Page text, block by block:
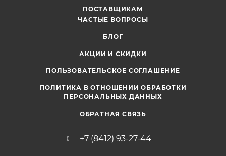
ПОСТАВЩИКАМ
ЧАСТЫЕ ВОПРОСЫ
БЛОГ
АКЦИИ И СКИДКИ
ПОЛЬЗОВАТЕЛЬСКОЕ СОГЛАШЕНИЕ
ПОЛИТИКА В ОТНОШЕНИИ ОБРАБОТКИ
ПЕРСОНАЛЬНЫХ ДАННЫХ
ОБРАТНАЯ СВЯЗЬ
+7 (8412) 93-27-44